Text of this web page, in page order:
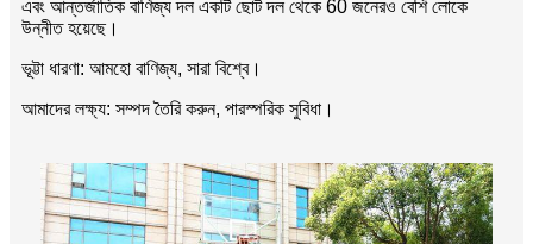
এবং আন্তর্জাতিক বাণিজ্য দল একটি ছোট দল থেকে 60 জনেরও বেশি লোকে
উন্নীত হয়েছে।
ভূট্টা ধারণা: আমহো বাণিজ্য, সারা বিশ্বে।
আমাদের লক্ষ্য: সম্পদ তৈরি করুন, পারস্পরিক সুবিধা।